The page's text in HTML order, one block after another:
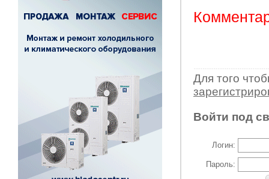
Для того
Войти под
Логин:
Пароль: